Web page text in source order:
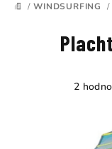
DOMŮ
/ WINDSURFING /
2